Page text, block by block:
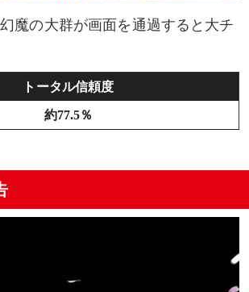
魔の大群が画面を通過すると大チ
トータル信頼度
約77.5％